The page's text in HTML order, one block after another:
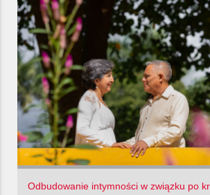
Odbudowanie intymności w związku po